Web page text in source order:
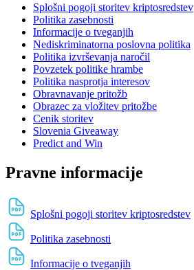
Splošni pogoji storitev kriptosredstev
Politika zasebnosti
Informacije o tveganjih
Nediskriminatorna poslovna politika
Politika izvrševanja naročil
Povzetek politike hrambe
Politika nasprotja interesov
Obravnavanje pritožb
Obrazec za vložitev pritožbe
Cenik storitev
Slovenia Giveaway
Predict and Win
Pravne informacije
Splošni pogoji storitev kriptosredstev
Politika zasebnosti
Informacije o tveganjih